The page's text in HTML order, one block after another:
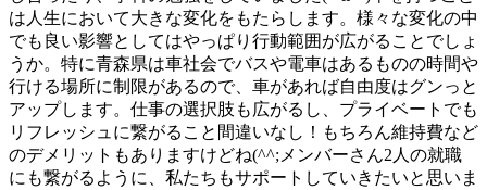
は人生において大きな変化をもたらします。様々な変化の中
でも良い影響としてはやっぱり行動範囲が広がることでしょ
うか。特に青森県は車社会でバスや電車はあるものの時間や
行ける場所に制限があるので、車があれば自由度はグンっと
アップします。仕事の選択肢も広がるし、プライベートでも
リフレッシュに繋がること間違いなし！もちろん維持費など
のデメリットもありますけどね(^^;メンバーさん2人の就職
にも繋がるように、私たちもサポートしていきたいと思いま